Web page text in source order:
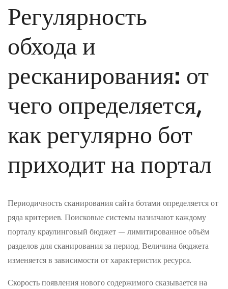
Регулярность
обхода и
ресканирования: от
чего определяется,
как регулярно бот
приходит на портал
Периодичность сканирования сайта ботами определяется от
ряда критериев. Поисковые системы назначают каждому
порталу краулинговый бюджет — лимитированное объём
разделов для сканирования за период. Величина бюджета
изменяется в зависимости от характеристик ресурса.
Скорость появления нового содержимого сказывается на